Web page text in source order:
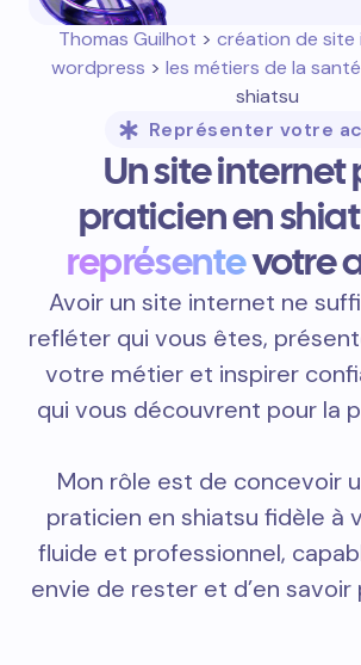
Thomas Guilhot > création de site
wordpress > les métiers de la santé
shiatsu
Représenter votre
Un site internet
praticien en
représentevotre
Avoir un site internet ne
refléter qui vous êtes,
votre métier et inspirer
qui vous découvrent pour la
Mon rôle est de concevoir
praticien en shiatsu fidèle à
fluide et professionnel,
envie de rester et d’en savoir